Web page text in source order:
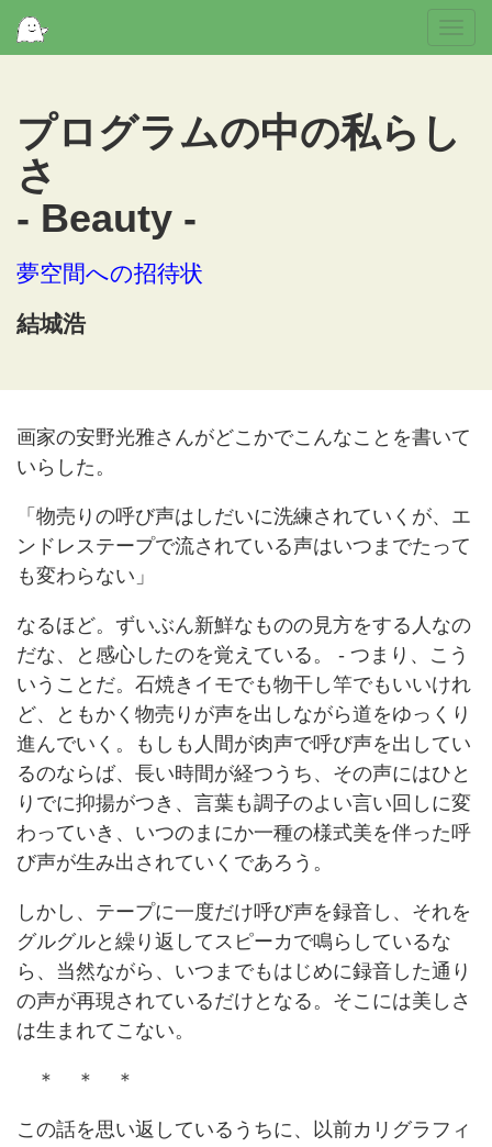
プログラムの中の私らし
さ
- Beauty -
夢空間への招待状
結城浩
画家の安野光雅さんがどこかでこんなことを書いて
いらした。
「物売りの呼び声はしだいに洗練されていくが、エ
ンドレステープで流されている声はいつまでたって
も変わらない」
なるほど。ずいぶん新鮮なものの見方をする人なの
だな、と感心したのを覚えている。 - つまり、こう
いうことだ。石焼きイモでも物干し竿でもいいけれ
ど、ともかく物売りが声を出しながら道をゆっくり
進んでいく。もしも人間が肉声で呼び声を出してい
るのならば、長い時間が経つうち、その声にはひと
りでに抑揚がつき、言葉も調子のよい言い回しに変
わっていき、いつのまにか一種の様式美を伴った呼
び声が生み出されていくであろう。
しかし、テープに一度だけ呼び声を録音し、それを
グルグルと繰り返してスピーカで鳴らしているな
ら、当然ながら、いつまでもはじめに録音した通り
の声が再現されているだけとなる。そこには美しさ
は生まれてこない。
＊ ＊ ＊
この話を思い返しているうちに、以前カリグラフィ